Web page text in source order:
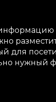
для
нужный